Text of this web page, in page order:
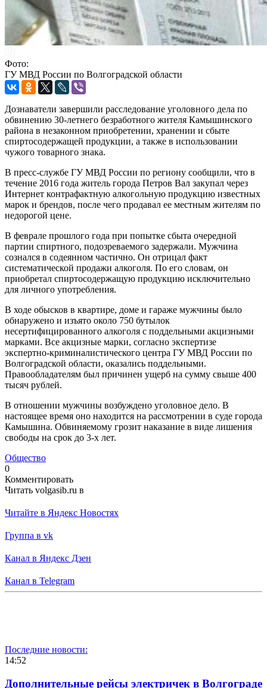
Фото:
ГУ МВД России по Волгоградской области
Дознаватели завершили расследование уголовного дела по
обвинению 30-летнего безработного жителя Камышинского
района в незаконном приобретении, хранении и сбыте
спиртосодержащей продукции, а также в использовании
чужого товарного знака.
В пресс-службе ГУ МВД России по региону сообщили, что в
течение 2016 года житель города Петров Вал закупал через
Интернет контрафактную алкогольную продукцию известных
марок и брендов, после чего продавал ее местным жителям по
недорогой цене.
В феврале прошлого года при попытке сбыта очередной
партии спиртного, подозреваемого задержали. Мужчина
сознался в содеянном частично. Он отрицал факт
систематической продажи алкоголя. По его словам, он
приобретал спиртосодержащую продукцию исключительно
для личного употребления.
В ходе обысков в квартире, доме и гараже мужчины было
обнаружено и изъято около 750 бутылок
несертифицированного алкоголя с поддельными акцизными
марками. Все акцизные марки, согласно экспертизе
экспертно-криминалистического центра ГУ МВД России по
Волгоградской области, оказались поддельными.
Правообладателям был причинен ущерб на сумму свыше 400
тысяч рублей.
В отношении мужчины возбуждено уголовное дело. В
настоящее время оно находится на рассмотрении в суде города
Камышина. Обвиняемому грозит наказание в виде лишения
свободы на срок до 3-х лет.
Общество
0
Комментировать
Читать volgasib.ru в
Читайте в Яндекс Новостях
Группа в vk
Канал в Яндекс Дзен
Канал в Telegram
Последние новости:
14:52
Дополнительные рейсы электричек в Волгограде